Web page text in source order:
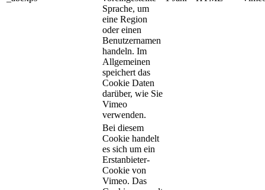
Sprache, um
eine Region
oder einen
Benutzernamen
handeln. Im
Allgemeinen
speichert das
Cookie Daten
darüber, wie Sie
Vimeo
verwenden.
Bei diesem
Cookie handelt
es sich um ein
Erstanbieter-
Cookie von
Vimeo. Das